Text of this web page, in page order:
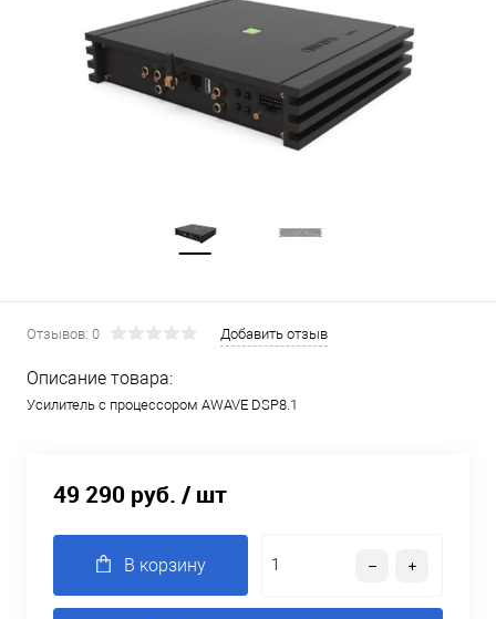
Отзывов: 0 Добавить отзыв
Описание товара:
Усилитель с процессором AWAVE DSP8.1
49 290 руб. / шт
В корзину